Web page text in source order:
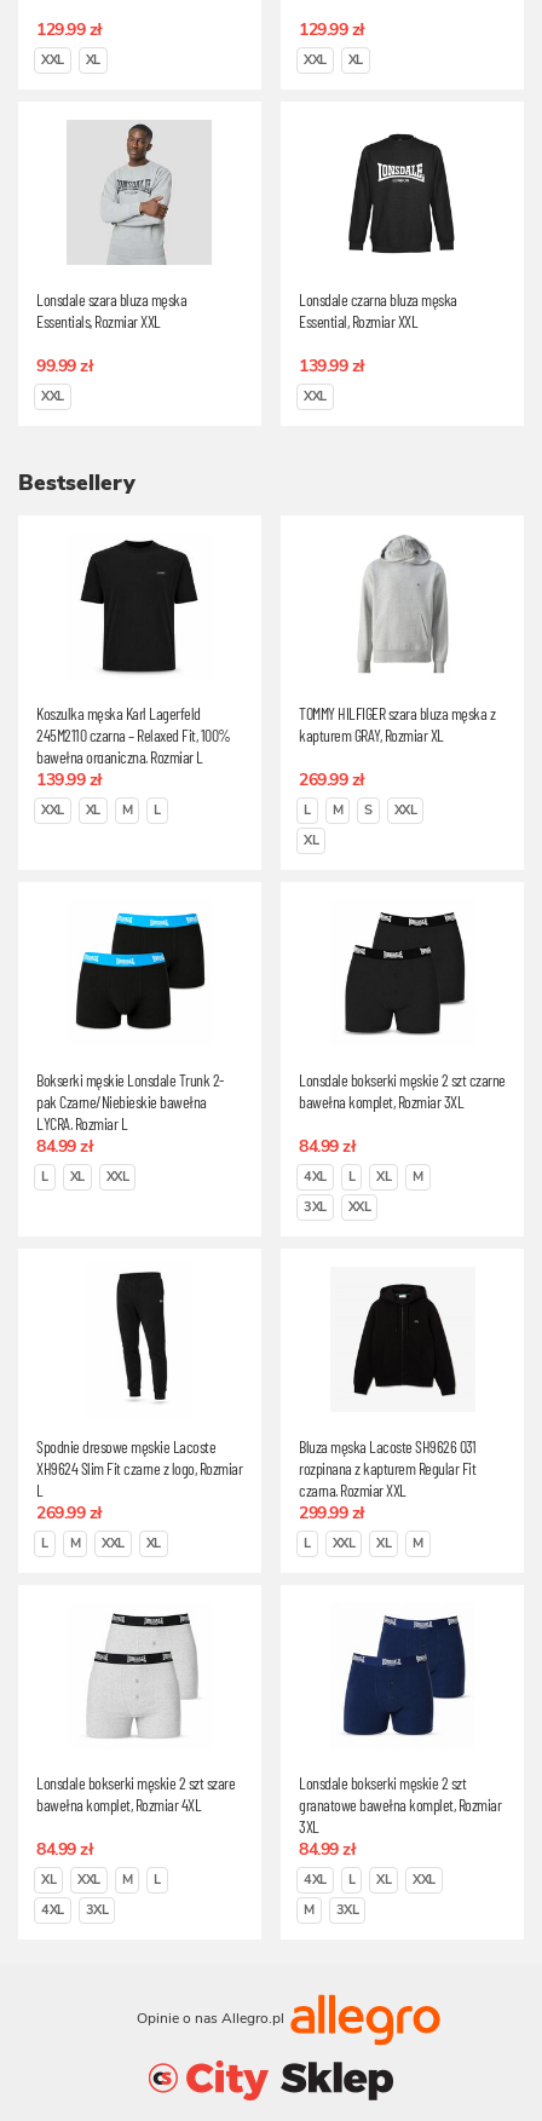
129.99 zł
XXL XL
129.99 zł
XXL XL
Lonsdale szara bluza męska
Essentials, Rozmiar XXL
99.99 zł
XXL
Lonsdale czarna bluza męska
Essential, Rozmiar XXL
139.99 zł
XXL
Bestsellery
Koszulka męska Karl Lagerfeld
245M2110 czarna – Relaxed Fit, 100%
bawełna organiczna, Rozmiar L
139.99 zł
XXL XL M L
TOMMY HILFIGER szara bluza męska z
kapturem GRAY, Rozmiar XL
269.99 zł
L M S
XXL
XL
Bokserki męskie Lonsdale Trunk 2-
pak Czarne/Niebieskie bawełna
LYCRA, Rozmiar L
84.99 zł
L XL XXL
Lonsdale bokserki męskie 2 szt czarne
bawełna komplet, Rozmiar 3XL
84.99 zł
4XL L XL
M
3XL
XXL
Spodnie dresowe męskie Lacoste
XH9624 Slim Fit czarne z logo, Rozmiar
L
269.99 zł
L M XXL XL
Bluza męska Lacoste SH9626 031
rozpinana z kapturem Regular Fit
czarna, Rozmiar XXL
299.99 zł
L XXL XL M
Lonsdale bokserki męskie 2 szt szare
bawełna komplet, Rozmiar 4XL
84.99 zł
XL XXL M
L
4XL
3XL
Lonsdale bokserki męskie 2 szt
granatowe bawełna komplet, Rozmiar
3XL
84.99 zł
4XL L XL
XXL
M
3XL
Opinie o nas Allegro.pl